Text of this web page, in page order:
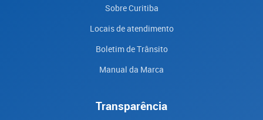
Sobre Curitiba
Locais de atendimento
Boletim de Trânsito
Manual da Marca
Transparência